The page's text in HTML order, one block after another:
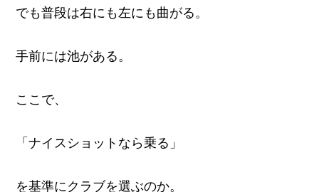
でも普段は右にも左にも曲がる。
手前には池がある。
ここで、
「ナイスショットなら乗る」
を基準にクラブを選ぶのか。